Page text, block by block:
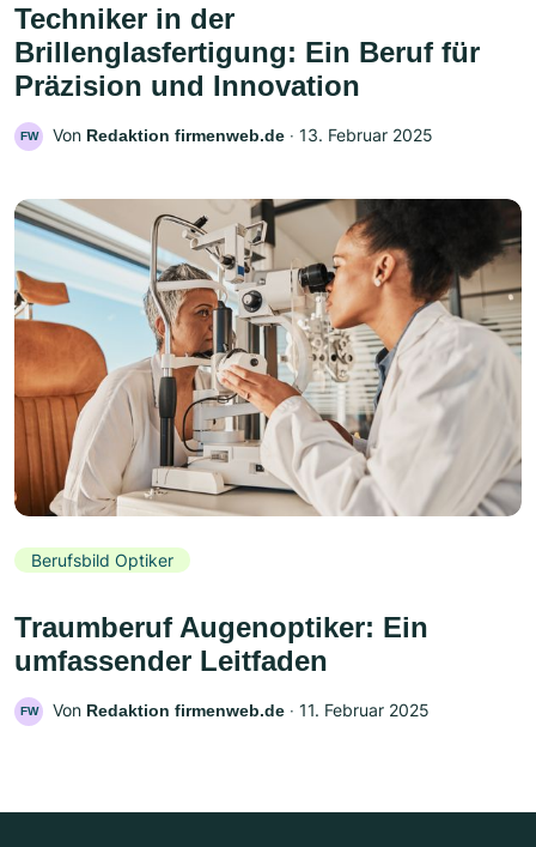
Techniker in der
Brillenglasfertigung: Ein Beruf für
Präzision und Innovation
FW Von Redaktion firmenweb.de ‧ 13. Februar 2025
Berufsbild Optiker
Traumberuf Augenoptiker: Ein
umfassender Leitfaden
FW Von Redaktion firmenweb.de ‧ 11. Februar 2025